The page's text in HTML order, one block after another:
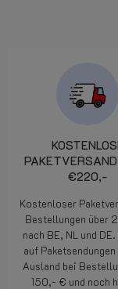
€220,-
Kostenloser
Bestellungen über
nach BE, NL und
auf
Ausland bei
150,- € und noch